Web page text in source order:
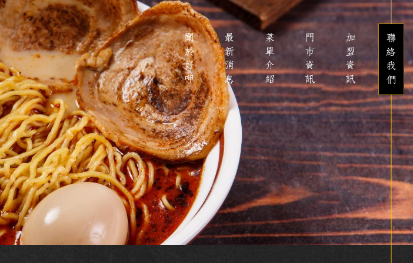
關於好呷 最新消息 菜單介紹 門市資訊 加盟資訊 聯絡我們